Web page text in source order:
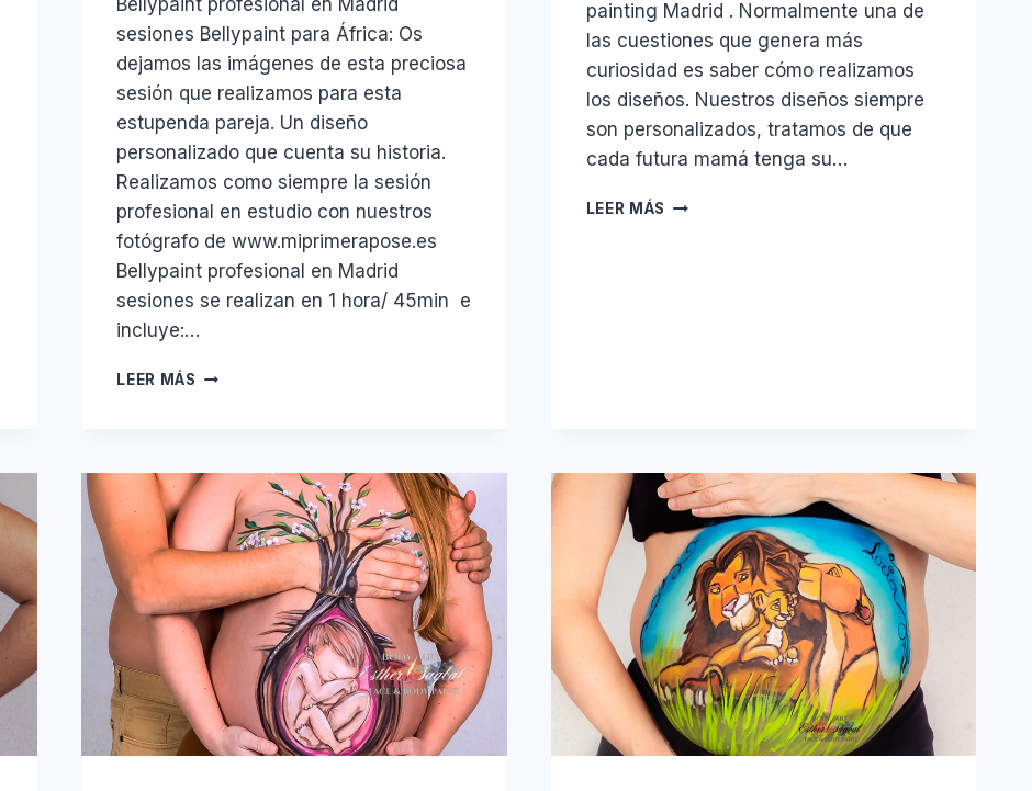
Bellypaint profesional en Madrid
sesiones Bellypaint para África: Os
dejamos las imágenes de esta preciosa
sesión que realizamos para esta
estupenda pareja. Un diseño
personalizado que cuenta su historia.
Realizamos como siempre la sesión
profesional en estudio con nuestros
fotógrafo de www.miprimerapose.es
Bellypaint profesional en Madrid
sesiones se realizan en 1 hora/ 45min e
incluye:…
LEER MÁS BELLYPAINT
PROFESIONALES
painting Madrid . Normalmente una de
las cuestiones que genera más
curiosidad es saber cómo realizamos
los diseños. Nuestros diseños siempre
son personalizados, tratamos de que
cada futura mamá tenga su…
LEER MÁS BELLYPAINT